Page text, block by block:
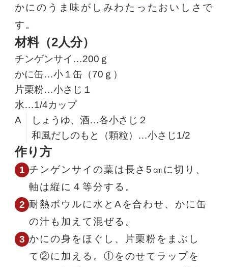
かにのうま味がしみわたったおいしさで
す。
材料（2人分）
チンゲンサイ…200ｇ
かに缶…小１缶（70ｇ）
片栗粉…小さじ１
水…1/4カップ
A
しょうゆ、酒…各小さじ２
和風だしのもと（顆粒）…小さじ1/2
作り方
チンゲンサイの葉は長さ5㎝に切り、
軸は縦に４等分する。
耐熱ボウルに水とAを合わせ、かに缶
の汁も加えて混ぜる。
かにの身をほぐし、片栗粉をまぶし
て②に加える。①をのせてラップを